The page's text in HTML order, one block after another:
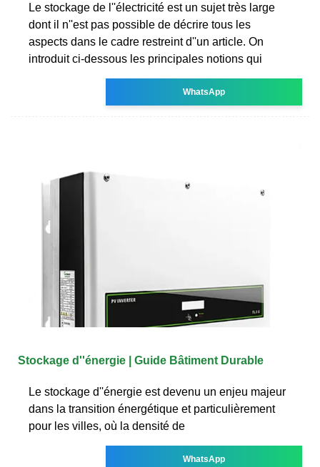
Le stockage de l''électricité est un sujet très large
dont il n''est pas possible de décrire tous les
aspects dans le cadre restreint d''un article. On
introduit ci-dessous les principales notions qui
WhatsApp
Stockage d''énergie | Guide Bâtiment Durable
Le stockage d''énergie est devenu un enjeu majeur
dans la transition énergétique et particulièrement
pour les villes, où la densité de
WhatsApp